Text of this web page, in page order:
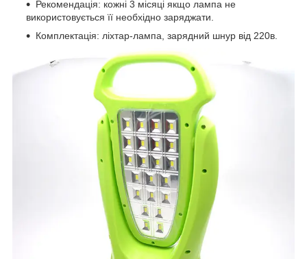
Рекомендація: кожні 3 місяці якщо лампа не
використовується її необхідно заряджати.
Комплектація: ліхтар-лампа, зарядний шнур від 220в.